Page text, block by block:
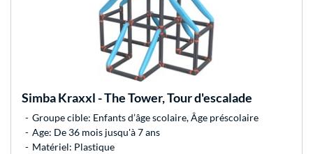
SimbaKraxxl - The Tower, Tour d'escalade
Groupe cible: Enfants d’âge scolaire, Âge préscolaire
Age: De 36 mois jusqu'à 7 ans
Matériel: Plastique